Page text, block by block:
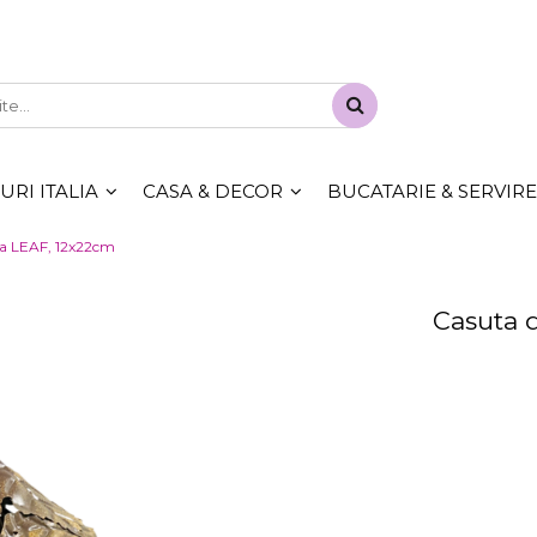
ITALIA CASA & DECOR BUCATARIE & SERVIRE
LEAF, 12x22cm
Casuta